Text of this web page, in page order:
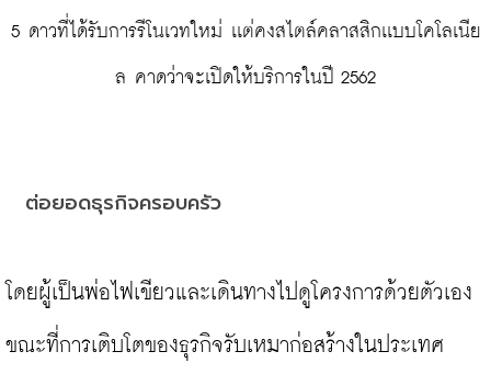
5 ดาวที่ได้รับการรีโนเวทใหม่ เเต่คงสไตล์คลาสสิกเเบบโคโลเนีย
ล คาดว่าจะเปิดให้บริการในปี 2562
ต่อยอดธุรกิจครอบครัว
โดยผู้เป็นพ่อไฟเขียวและเดินทางไปดูโครงการด้วยตัวเอง
ขณะที่การเติบโตของธุรกิจรับเหมาก่อสร้างในประเทศ